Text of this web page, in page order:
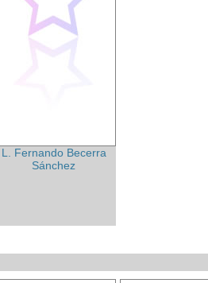
L. Fernando Becerra
Sánchez